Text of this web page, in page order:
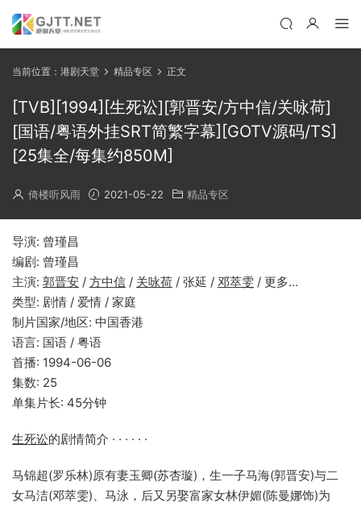
当前位置： 港剧天堂 精品专区 正文
[TVB][1994][生死讼][郭晋安/方中信/关咏荷]
[国语/粤语外挂SRT简繁字幕][GOTV源码/TS]
[25集全/每集约850M]
倚楼听风雨 2021-05-22 精品专区
导演: 曾瑾昌
编剧: 曾瑾昌
主演: 郭晋安 / 方中信 / 关咏荷 / 张延 / 邓萃雯 / 更多…
类型: 剧情 / 爱情 / 家庭
制片国家/地区: 中国香港
语言: 国语 / 粤语
首播: 1994-06-06
集数: 25
单集片长: 45分钟
生死讼的剧情简介 · · · · · ·
马锦超(罗乐林)原有妻玉卿(苏杏璇)，生一子马海(郭晋安)与二
女马洁(邓萃雯)、马泳，后又另娶富家女林伊媚(陈曼娜饰)为